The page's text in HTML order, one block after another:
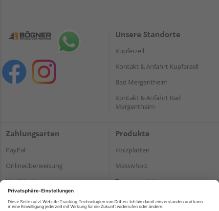
Unsere Standorte
Kupferzell
Kontakt & Anfahrt Kupferzell
Bad Mergentheim
Kontakt & Anfahrt Bad
Mergentheim
Zahlungsarten
PayPal
Onlineüberweisung
Kreditkarte
Produkte
Holzplatten
Massivholz
Terrassendielen